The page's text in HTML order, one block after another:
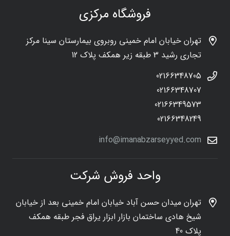
فروشگاه مرکزی
تهران خیابان امام خمینی روبروی بیمارستان سینا مرکز
تجاری رشید 3 طبقه زیر همکف پلاک 12
02166348705
02166348707
02166349573
02166348249
info@imanabzarseyyed.com
واحد فروش شرکت
تهران میدان حسن آباد خیابان امام خمینی بعد از خیابان
شیخ هادی ساختمان بازار ابزار یراق فجر طبقه همکف
پلاک 40